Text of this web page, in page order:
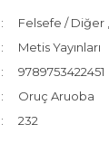
Felsefe / Diğer
Metis Yayınları
9789753422451
Oruç Aruoba
232